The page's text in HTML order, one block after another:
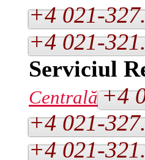
+4 021-
+4 021-
Serviciul
Centrală+4
+4 021-
+4 021-